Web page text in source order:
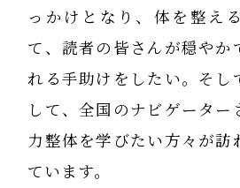
っかけとなり、体を整え
て、読者の皆さんが穏やか
れる手助けをしたい。そし
して、全国のナビゲーター
力整体を学びたい方々が訪
ています。